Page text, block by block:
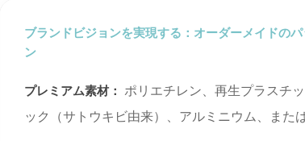
ブランドビジョンを実現する：オーダーメイドの
ン
プレミアム素材： ポリエチレン、再生プラスチ
ック（サトウキビ由来）、アルミニウム、また